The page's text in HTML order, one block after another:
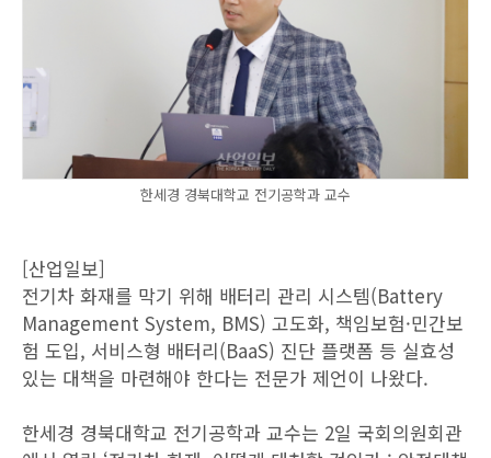
한세경 경북대학교 전기공학과 교수
[산업일보]
전기차 화재를 막기 위해 배터리 관리 시스템(Battery
Management System, BMS) 고도화, 책임보험·민간보
험 도입, 서비스형 배터리(BaaS) 진단 플랫폼 등 실효성
있는 대책을 마련해야 한다는 전문가 제언이 나왔다.
한세경 경북대학교 전기공학과 교수는 2일 국회의원회관